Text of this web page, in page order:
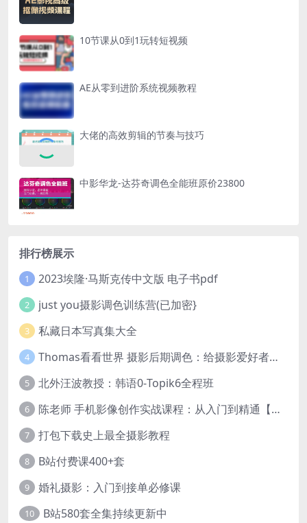
10节课从0到1玩转短视频
AE从零到进阶系统视频教程
大佬的高效剪辑的节奏与技巧
中影华龙-达芬奇调色全能班原价23800
排行榜展示
1 2023埃隆·马斯克传中文版 电子书pdf
2 just you摄影调色训练营(已加密}
3 私藏日本写真集大全
4 Thomas看看世界 摄影后期调色：给摄影爱好者的色彩课 网盘下载
5 北外汪波教授：韩语0-Topik6全程班
6 陈老师 手机影像创作实战课程：从入门到精通【完结】
7 打包下载史上最全摄影教程
8 B站付费课400+套
9 婚礼摄影：入门到接单必修课
10 B站580套全集持续更新中